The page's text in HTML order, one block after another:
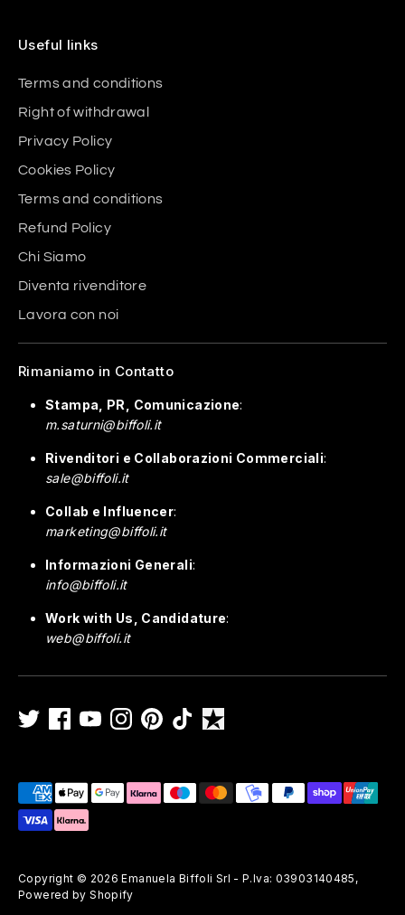
Useful links
Terms and conditions
Right of withdrawal
Privacy Policy
Cookies Policy
Terms and conditions
Refund Policy
Chi Siamo
Diventa rivenditore
Lavora con noi
Rimaniamo in Contatto
Stampa, PR, Comunicazione:
m.saturni@biffoli.it
Rivenditori e Collaborazioni Commerciali:
sale@biffoli.it
Collab e Influencer:
marketing@biffoli.it
Informazioni Generali:
info@biffoli.it
Work with Us, Candidature:
web@biffoli.it
Copyright © 2026Emanuela Biffoli Srl - P.Iva: 03903140485 ,
Powered by Shopify
Payment
methods
accepted